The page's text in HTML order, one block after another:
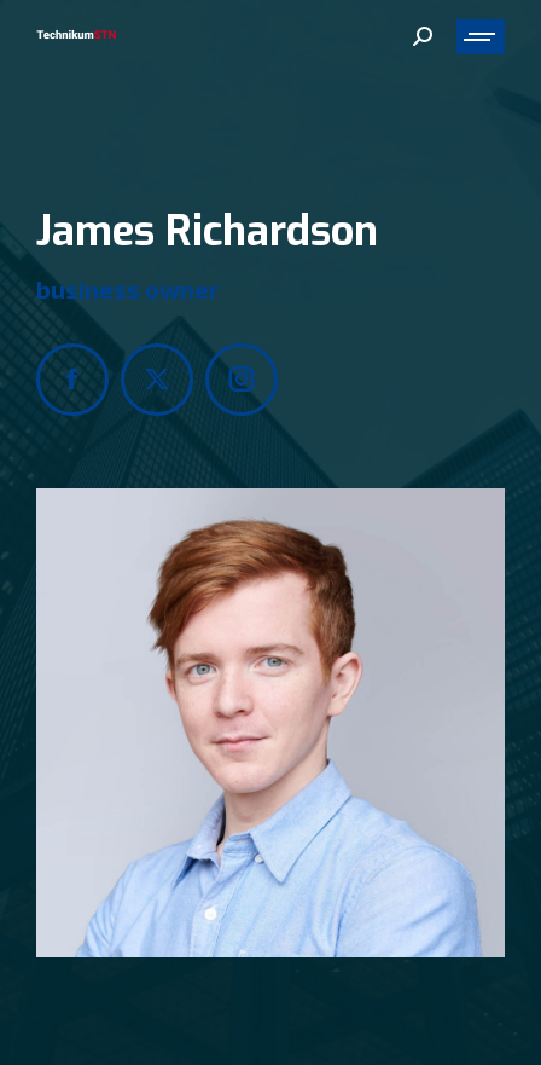
Search:
James Richardson
business owner
Facebook
X Instagram